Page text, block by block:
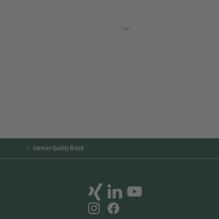
✓ German Quality Brand